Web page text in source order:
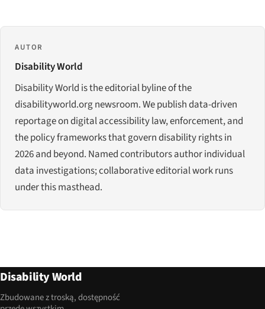
AUTOR
Disability World
Disability World is the editorial byline of the
disabilityworld.org newsroom. We publish data-driven
reportage on digital accessibility law, enforcement, and
the policy frameworks that govern disability rights in
2026 and beyond. Named contributors author individual
data investigations; collaborative editorial work runs
under this masthead.
Disability World
Zbudowane z troską, dostępność